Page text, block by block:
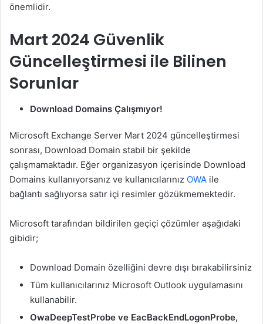
önemlidir.
Mart 2024 Güvenlik
Güncelleştirmesi ile Bilinen
Sorunlar
Download Domains Çalışmıyor!
Microsoft Exchange Server Mart 2024 güncelleştirmesi
sonrası, Download Domain stabil bir şekilde
çalışmamaktadır. Eğer organizasyon içerisinde Download
Domains kullanıyorsanız ve kullanıcılarınız OWA ile
bağlantı sağlıyorsa satır içi resimler gözükmemektedir.
Microsoft tarafından bildirilen geçiçi çözümler aşağıdaki
gibidir;
Download Domain özelliğini devre dışı bırakabilirsiniz
Tüm kullanıcılarınız Microsoft Outlook uygulamasını
kullanabilir.
OwaDeepTestProbe ve EacBackEndLogonProbe,